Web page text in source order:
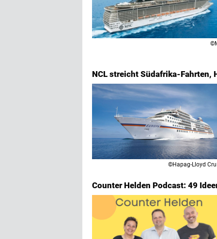
NCL streicht Südafrika-Fahrten,
©Hapag-Lloyd
Counter Helden Podcast: 49